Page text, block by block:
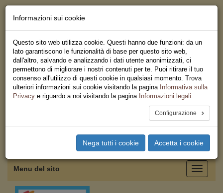
Servizi
Iscriviti
Ricerca
Area Stampa
Privacy
Federazione Regionale USB
Toggle
Menu del sito
Informazioni sui cookie
Questo sito web utilizza cookie. Questi hanno due funzioni: da un
lato garantiscono le funzionalità di base per questo sito web,
dall'altro, salvando e analizzando i dati utente anonimizzati, ci
permettono di migliorare i nostri contenuti per te. Puoi ritirare il tuo
consenso all'utilizzo di questi cookie in qualsiasi momento. Trova
ulteriori informazioni sui cookie visitando la pagina Informativa sulla
Privacy e riguardo a noi visitando la pagina Informazioni legali.
Configurazione
Nega tutti i cookie Accetta i cookie